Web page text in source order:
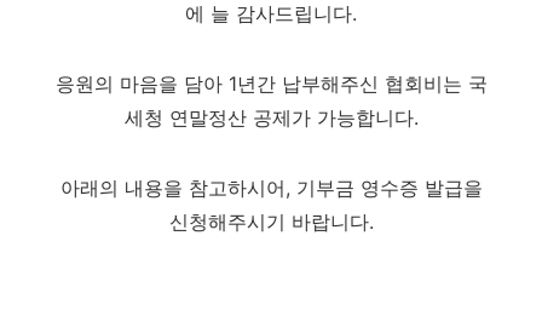
에 늘 감사드립니다.
응원의 마음을 담아 1년간 납부해주신 협회비는 국
세청 연말정산 공제가 가능합니다.
아래의 내용을 참고하시어, 기부금 영수증 발급을
신청해주시기 바랍니다.